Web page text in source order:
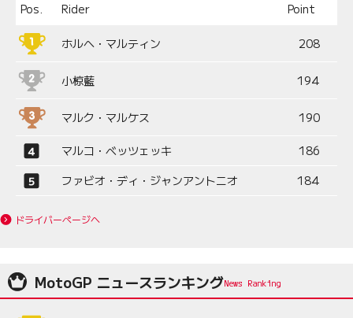
Pos. Rider Point
ホルヘ・マルティン 208
小椋藍 194
マルク・マルケス 190
マルコ・ベッツェッキ
186
ファビオ・ディ・ジャンアントニオ
184
ドライバーページへ
MotoGP ニュースランキング